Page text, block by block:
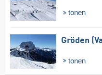
tonen
Gröden
tonen